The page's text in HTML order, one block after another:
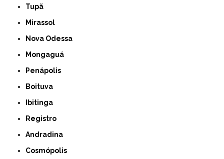
Tupã
Mirassol
Nova Odessa
Mongaguá
Penápolis
Boituva
Ibitinga
Registro
Andradina
Cosmópolis